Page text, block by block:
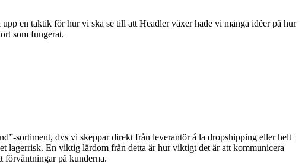
en taktik för hur vi ska se till att Headler växer hade vi många idéer på hur
som fungerat.
sortiment, dvs vi skeppar direkt från leverantör á la dropshipping eller helt
lagerrisk. En viktig lärdom från detta är hur viktigt det är att kommunicera
förväntningar på kunderna.